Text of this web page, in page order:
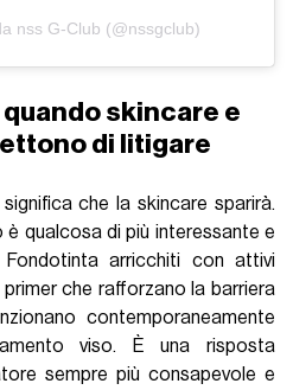
nss G-Club (@nssgclub)
skincare e
di litigare
che la skincare sparirà.
qualcosa di più interessante e
Fondotinta arricchiti con attivi
che rafforzano la barriera
contemporaneamente
viso. È una risposta
sempre più consapevole e